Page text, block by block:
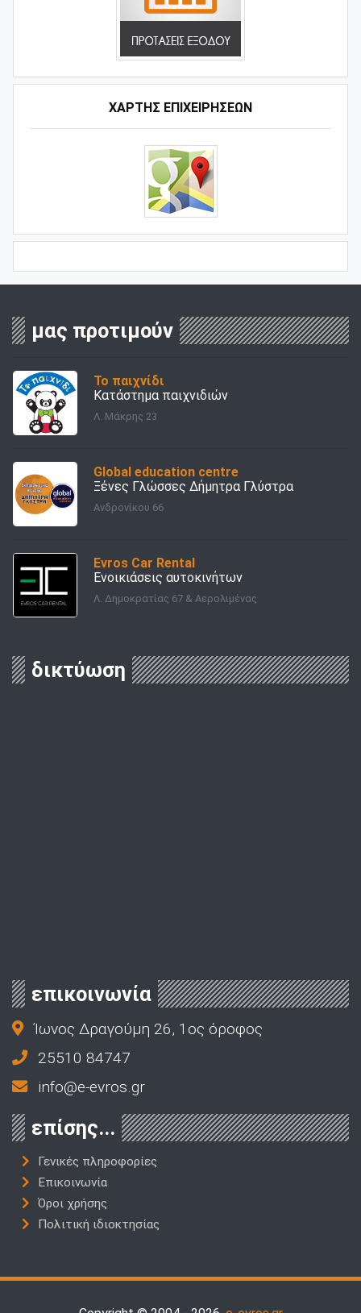
ΧΑΡΤΗΣ ΕΠΙΧΕΙΡΗΣΕΩΝ
μας προτιμούν
Το παιχνίδι
Κατάστημα παιχνιδιών
Λ. Μάκρης 23
Global education centre
Ξένες Γλώσσες Δήμητρα Γλύστρα
Ανδρονίκου 66
Evros Car Rental
Ενοικιάσεις αυτοκινήτων
Λ. Δημοκρατίας 67 & Αερολιμένας
δικτύωση
επικοινωνία
Ίωνος Δραγούμη 26, 1ος όροφος
25510 84747
info@e-evros.gr
επίσης...
Γενικές πληροφορίες
Επικοινωνία
Όροι χρήσης
Πολιτική ιδιοκτησίας